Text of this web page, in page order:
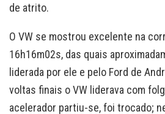
de atrito.
O VW se mostrou excelente na
16h16m02s, das quais
liderada por ele e pelo Ford de
voltas finais o VW liderava com
acelerador partiu-se, foi trocado;